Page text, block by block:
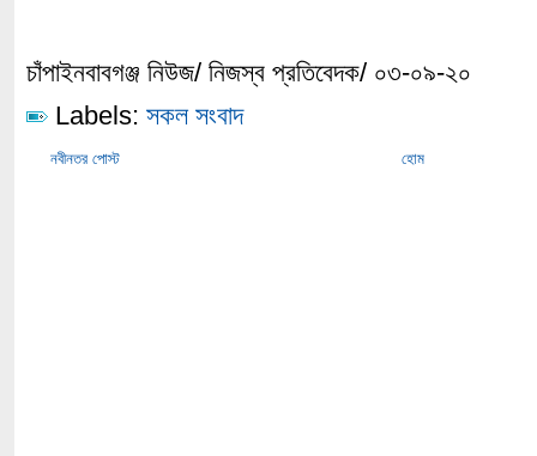
চাঁপাইনবাবগঞ্জ নিউজ/ নিজস্ব প্রতিবেদক/ ০৩-০৯-২০
Labels: সকল সংবাদ
নবীনতর পোস্ট হোম